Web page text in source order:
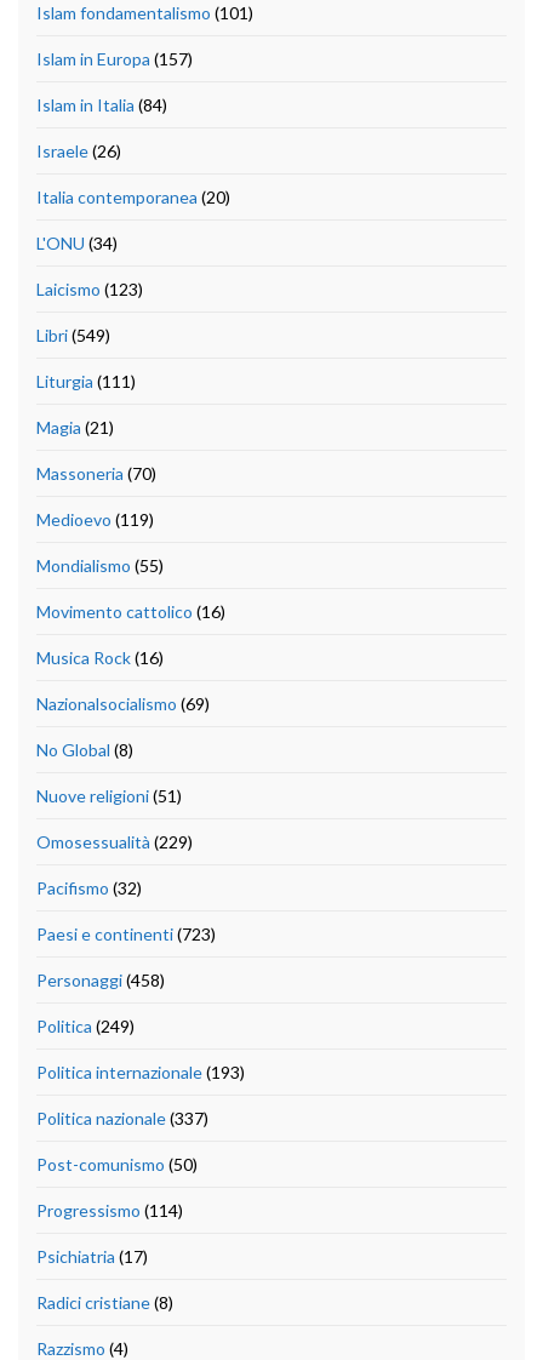
Islam fondamentalismo (101)
Islam in Europa (157)
Islam in Italia (84)
Israele(26)
Italia contemporanea (20)
L'ONU (34)
Laicismo (123)
Libri(549)
Liturgia (111)
Magia (21)
Massoneria (70)
Medioevo (119)
Mondialismo (55)
Movimento cattolico (16)
Musica Rock(16)
Nazionalsocialismo (69)
No Global (8)
Nuove religioni(51)
Omosessualità (229)
Pacifismo (32)
Paesi e continenti(723)
Personaggi(458)
Politica (249)
Politica internazionale(193)
Politica nazionale(337)
Post-comunismo (50)
Progressismo (114)
Psichiatria (17)
Radici cristiane(8)
Razzismo (4)